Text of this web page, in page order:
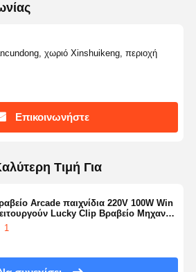
χωριό Xinshuikeng, περιοχή
Επικοινωνήστε
Τιμή Για
Arcade παιχνίδια 220V 100W Win
Lucky Clip Βραβείο Μηχανή
για κέντρα ψυχαγωγίας Πάρκα
και Arcades
1